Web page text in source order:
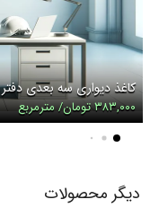
کاغذ دیواری سه بعدی
۳۸۳,۰۰۰ تومان/ مترمربع
دیگر محصولات